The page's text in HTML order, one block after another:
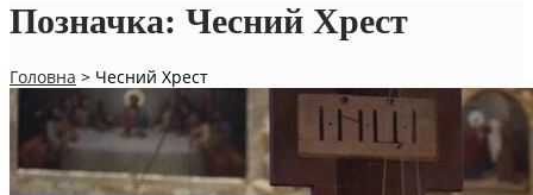
Позначка: Чесний Хрест
Головна > Чесний Хрест